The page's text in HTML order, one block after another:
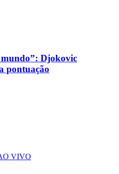
Djokovic
pontuação
VIVO